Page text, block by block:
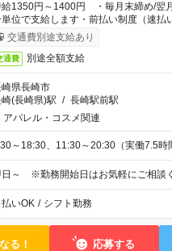
給1350円～1400円 ・毎月末締め/翌
位で支給します・前払い制度（速払
交通費別途支給あり
通費 別途全額支給
県長崎市
(長崎県)駅 / 長崎駅前駅
アパレル・コスメ関連
～18:30、11:30～20:30（実働7.5時
日～ ※勤務開始日はお気軽にご相談
払いOK / シフト勤務
る！ 応募する